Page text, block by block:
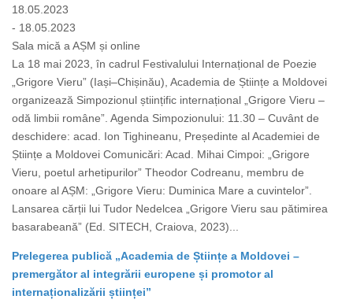
18.05.2023
- 18.05.2023
Sala mică a AȘM și online
La 18 mai 2023, în cadrul Festivalului Internațional de Poezie
„Grigore Vieru” (Iași–Chișinău), Academia de Științe a Moldovei
organizează Simpozionul științific internațional „Grigore Vieru –
odă limbii române”. Agenda Simpozionului: 11.30 – Cuvânt de
deschidere: acad. Ion Tighineanu, Președinte al Academiei de
Științe a Moldovei Comunicări: Acad. Mihai Cimpoi: „Grigore
Vieru, poetul arhetipurilor” Theodor Codreanu, membru de
onoare al AȘM: „Grigore Vieru: Duminica Mare a cuvintelor”.
Lansarea cărții lui Tudor Nedelcea „Grigore Vieru sau pătimirea
basarabeană” (Ed. SITECH, Craiova, 2023)...
Prelegerea publică „Academia de Științe a Moldovei –
premergător al integrării europene și promotor al
internaționalizării științei”